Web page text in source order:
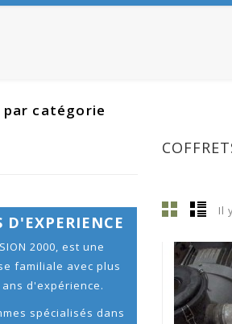
par catégorie
D'EXPERIENCE
2000, est une
familiale avec plus
ans d'expérience.
spécialisés dans
Il